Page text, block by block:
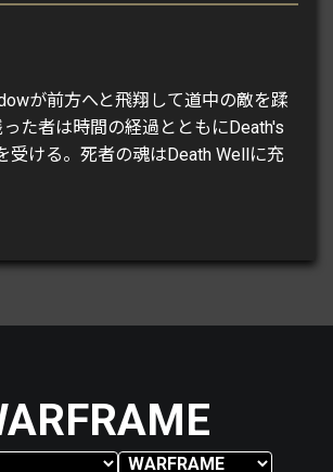
が前方へと飛翔して道中の敵を蹂
た者は時間の経過とともにDeath's
受ける。死者の魂はDeath Wellに充